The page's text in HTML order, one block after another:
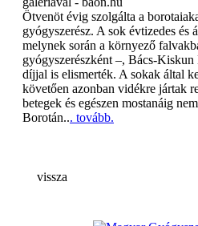
Ötvenöt évig szolgálta a
gyógyszerész. A sok évtizedes és
melynek során a környező
gyógyszerészként –, Bács-Kiskun
díjjal is elismerték. A sokak által
követően azonban vidékre jártak
betegek és egészen mostanáig
Borotán... tovább.
vissza